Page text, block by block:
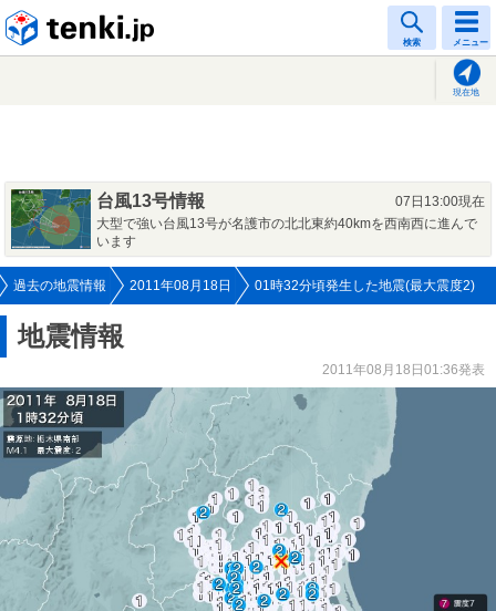
検索 メニュー
現在地
台風13号情報
07日13:00現在
大型で強い台風13号が名護市の北北東約40kmを西南西に進んで
います
過去の地震情報 2011年08月18日 01時32分頃発生した地震(最大震度2)
地震情報
2011年08月18日01:36発表